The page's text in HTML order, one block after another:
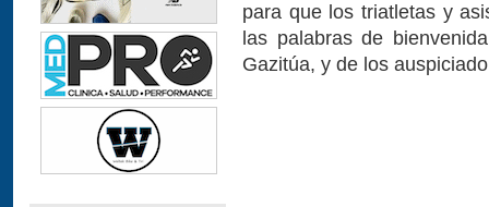
para que los triatletas y
las palabras de
Gazitúa, y de los